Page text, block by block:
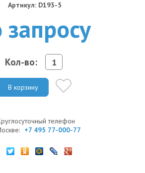
Артикул: D193-5
запросу
Кол-во:
В корзину
телефон
+7 495 77-000-77